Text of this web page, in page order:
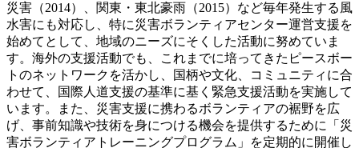
災害（2014）、関東・東北豪雨（2015）など毎年発生する風
水害にも対応し、特に災害ボランティアセンター運営支援を
始めてとして、地域のニーズにそくした活動に努めていま
す。海外の支援活動でも、これまでに培ってきたピースボー
トのネットワークを活かし、国柄や文化、コミュニティに合
わせて、国際人道支援の基準に基く緊急支援活動を実施して
います。また、災害支援に携わるボランティアの裾野を広
げ、事前知識や技術を身につける機会を提供するために「災
害ボランティアトレーニングプログラム」を定期的に開催し